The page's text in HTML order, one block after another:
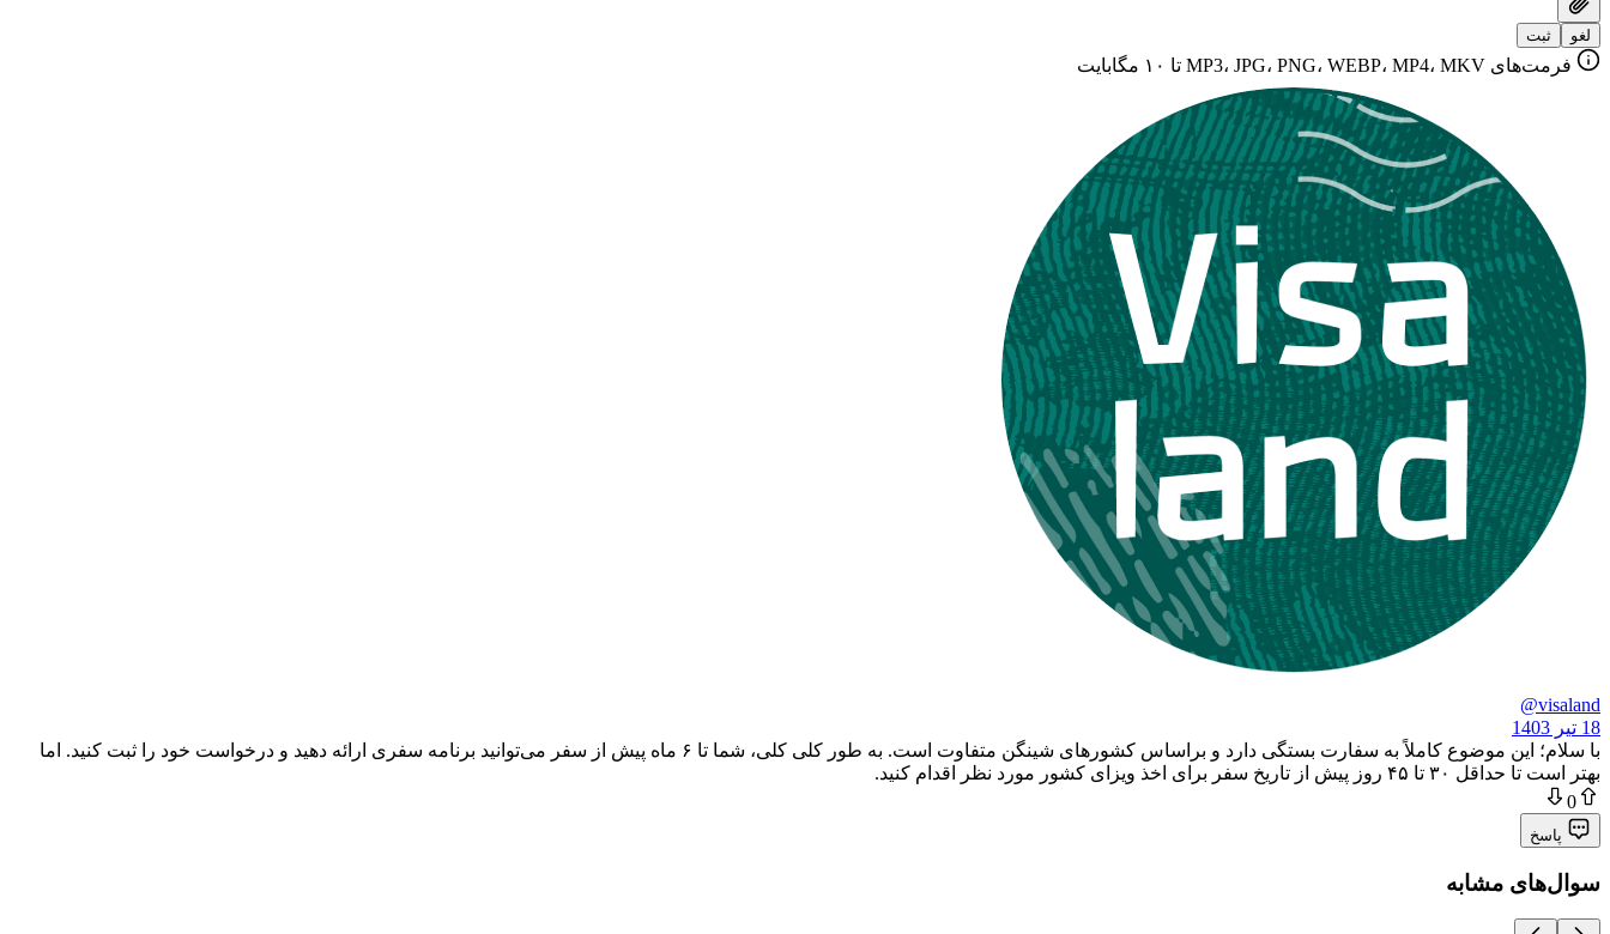
لغو ثبت
فرمت‌های MP3، JPG، PNG، WEBP، MP4، MKV تا ۱۰ مگابایت
@visaland
18 تیر 1403
با سلام؛ این موضوع کاملاً به سفارت بستگی دارد و براساس کشورهای شینگن متفاوت است. به طور کلی کلی، شما تا ۶ ماه پیش از سفر می‌توانید برنامه سفری ارائه دهید و درخواست خود را ثبت کنید. اما
بهتر است تا حداقل ۳۰ تا ۴۵ روز پیش از تاریخ سفر برای اخذ ویزای کشور مورد نظر اقدام کنید.
0
پاسخ
سوال‌های مشابه